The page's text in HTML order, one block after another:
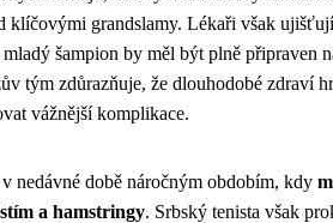
klíčovými grandslamy. Lékaři však
šampion by měl být plně připraven
tým zdůrazňuje, že dlouhodobé zdraví
vážnější komplikace.
nedávné době náročným obdobím, kdy
a hamstringy. Srbský tenista však